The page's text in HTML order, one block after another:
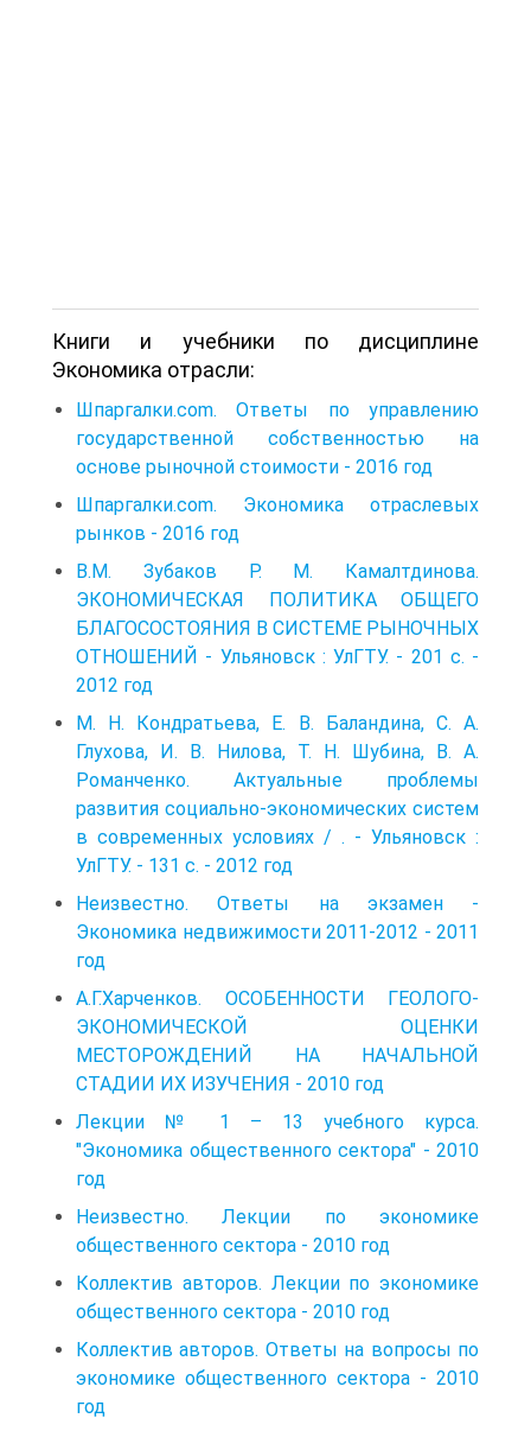
Книги и учебники по дисциплине
Экономика отрасли:
Шпаргалки.com. Ответы по управлению
государственной собственностью на
основе рыночной стоимости - 2016 год
Шпаргалки.com. Экономика отраслевых
рынков - 2016 год
В.М. Зубаков Р. М. Камалтдинова.
ЭКОНОМИЧЕСКАЯ ПОЛИТИКА ОБЩЕГО
БЛАГОСОСТОЯНИЯ В СИСТЕМЕ РЫНОЧНЫХ
ОТНОШЕНИЙ - Ульяновск : УлГТУ. - 201 с. -
2012 год
М. Н. Кондратьева, Е. В. Баландина, С. А.
Глухова, И. В. Нилова, Т. Н. Шубина, В. А.
Романченко. Актуальные проблемы
развития социально-экономических систем
в современных условиях / . - Ульяновск :
УлГТУ. - 131 с. - 2012 год
Неизвестно. Ответы на экзамен -
Экономика недвижимости 2011-2012 - 2011
год
А.Г.Харченков. ОСОБЕННОСТИ ГЕОЛОГО-
ЭКОНОМИЧЕСКОЙ ОЦЕНКИ
МЕСТОРОЖДЕНИЙ НА НАЧАЛЬНОЙ
СТАДИИ ИХ ИЗУЧЕНИЯ - 2010 год
Лекции № 1 – 13 учебного курса.
"Экономика общественного сектора" - 2010
год
Неизвестно. Лекции по экономике
общественного сектора - 2010 год
Коллектив авторов. Лекции по экономике
общественного сектора - 2010 год
Коллектив авторов. Ответы на вопросы по
экономике общественного сектора - 2010
год